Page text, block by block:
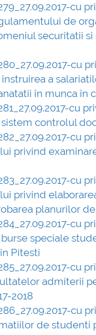
și Orientare în
ALUMNI –
din 30 octombrie
13 iulie 2017
din 6 martie 2017
din 30 ianuarie
din 8 februarie
27 martie 2017
24 aprilie 2017
cu
de
securitatii si
cu
a
în munca în
cu
controlul
cu
privind
cu
privind
planurilor
cu
speciale
Pitesti
cu
admiterii
2018
cu
de studenti